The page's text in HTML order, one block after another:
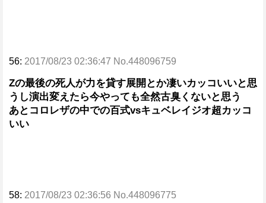
56: 2017/08/23 02:36:47 No.448096759
Zの最後の死人が力を貸す展開とか凄いカッコいいと思
うし演出変えたら今やっても全然古臭くないと思う
あとコロレザの中での百式vsキュベレイジオ超カッコ
いい
58: 2017/08/23 02:36:56 No.448096775